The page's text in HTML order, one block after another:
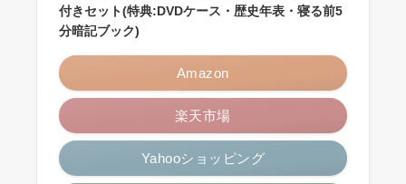
付きセット(特典:DVDケース・歴史年表・寝る前5
分暗記ブック)
Amazon
楽天市場
Yahooショッピング